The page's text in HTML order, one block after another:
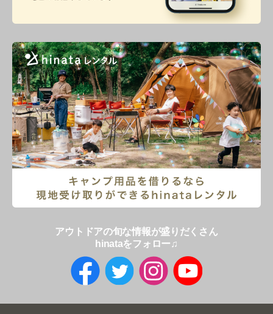
アウトドアの旬な情報が盛りだくさん
hinataをフォロー♫